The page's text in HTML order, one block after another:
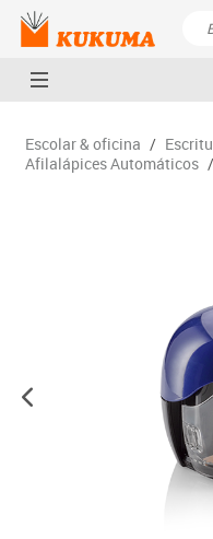
Escolar & oficina /
Afilalápices Automáticos /